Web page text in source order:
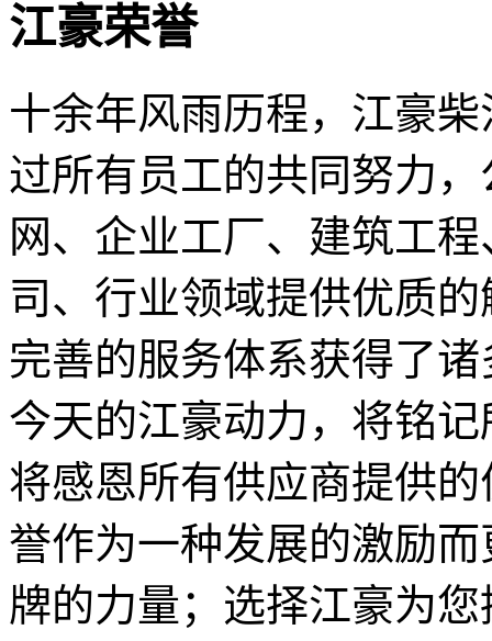
江豪荣誉
十余年风雨历程，江豪
过所有员工的共同努力
网、企业工厂、建筑工
司、行业领域提供优质
完善的服务体系获得了
今天的江豪动力，将铭
将感恩所有供应商提供
誉作为一种发展的激励
牌的力量；选择江豪为